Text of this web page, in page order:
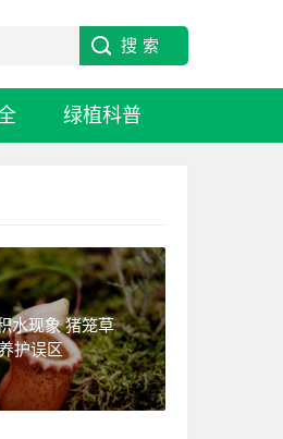
绿植科普
水现象 猪笼草
护误区